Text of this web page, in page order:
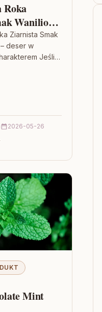
Roka
Waniliowa
Ziarnista Smak
deser w
Jeśli
2026-05-26
Mint